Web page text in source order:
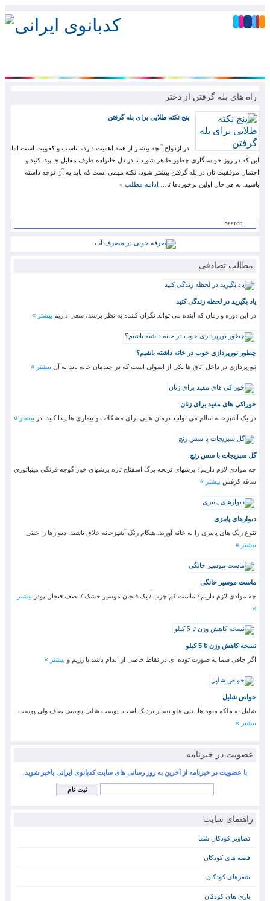
راه های بله گرفتن از دختر
پنج نکته طلایی برای بله گرفتن
در ازدواج آنچه بیشتر از همه اهمیت دارد، تناسب و کفویت است اما
این که در روز خواستگاری چطور ظاهر شوید تا در دل خانواده طرف مقابل جا پیدا کنید و
احتمال موفقیت تان در بله گرفتن بیشتر شود، نکته مهمی است که باید به آن توجه داشته
باشید. به هر حال اولین برخوردها تا…
ادامه مطلب »
مطالب تصادفی
یاد بگیرید در لحظه زندگی کنید
در این دوره و زمان که آینده می تواند نگران کننده به نظر برسد، سعی داریم بیشتر »
چطور نورپردازی خوب در خانه داشته باشیم؟
نورپردازی در داخل اتاق ها یکی از اصولی است که در چیدمان خانه باید به آن بیشتر »
خوراکی های مفید برای زنان
در یک آشپزخانه سالم می توانید درمان هایی برای مشکلات و بیماری ها پیدا کنید. در بیشتر »
گل سبزیجات با سس رنچ
چه موادی لازم داریم؟ برشهای تربچه برگ اسفناج تازه برشهای خیار گوجه فرنگی مینیاتوری
ساقه کرفس بیشتر »
دیوارهای پاییزی
تنوع رنگ های پاییزی را به خانه آورید. هنگام رنگ آشپزخانه خلاق باشید. دیوارها را خنثی
بیشتر »
ماست موسیر خانگی
چه موادی لازم داریم؟ ماست کم چرب / یک فنجان موسیر خشک / نصف فنجان پودر بیشتر
»
نسخه کاهش وزن تا 5 کیلو
اگر چاقی شما به صورت توده ای در نقاط خاصی از اندام باشد با رژیم و بیشتر »
خواص شلیل
شلیل به ملکه میوه ها یعنی هلو بسیار نزدیک است. پوست شلیل پوستی صاف ولی پوست
بیشتر »
عضویت در خبرنامه
با عضویت در خبرنامه از آخرین به روز رسانی های سایت کدبانوی ایرانی باخبر شوید.
راهنمای سایت
تصاویر کودکان شما
قصه های کودکان
شعرهای کودکان
بازی های کودکان